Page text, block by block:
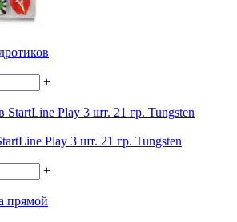
+
Play 3 шт. 21 гр. Tungsten
+